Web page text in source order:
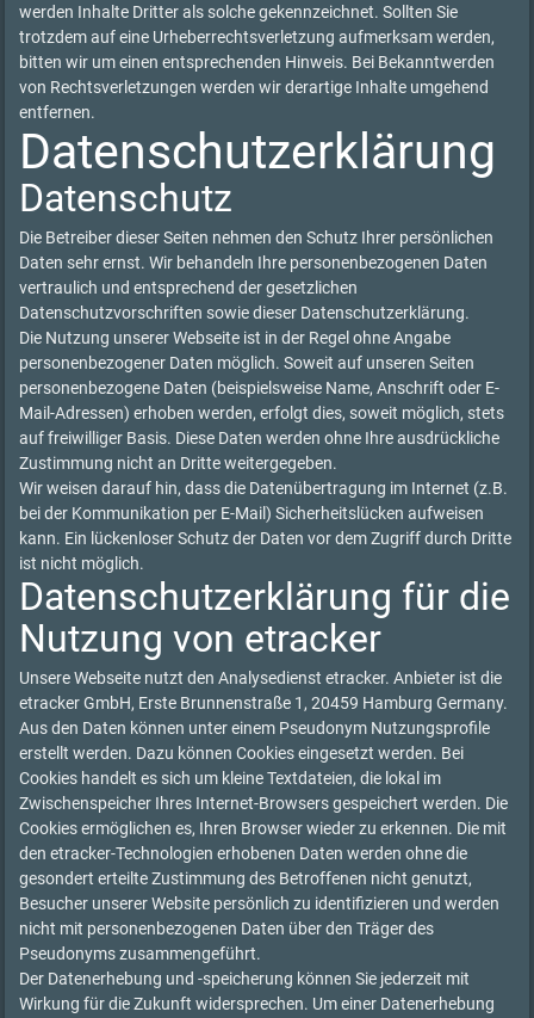
werden Inhalte Dritter als solche gekennzeichnet. Sollten Sie
trotzdem auf eine Urheberrechtsverletzung aufmerksam werden,
bitten wir um einen entsprechenden Hinweis. Bei Bekanntwerden
von Rechtsverletzungen werden wir derartige Inhalte umgehend
entfernen.
Datenschutzerklärung
Datenschutz
Die Betreiber dieser Seiten nehmen den Schutz Ihrer persönlichen
Daten sehr ernst. Wir behandeln Ihre personenbezogenen Daten
vertraulich und entsprechend der gesetzlichen
Datenschutzvorschriften sowie dieser Datenschutzerklärung.
Die Nutzung unserer Webseite ist in der Regel ohne Angabe
personenbezogener Daten möglich. Soweit auf unseren Seiten
personenbezogene Daten (beispielsweise Name, Anschrift oder E-
Mail-Adressen) erhoben werden, erfolgt dies, soweit möglich, stets
auf freiwilliger Basis. Diese Daten werden ohne Ihre ausdrückliche
Zustimmung nicht an Dritte weitergegeben.
Wir weisen darauf hin, dass die Datenübertragung im Internet (z.B.
bei der Kommunikation per E-Mail) Sicherheitslücken aufweisen
kann. Ein lückenloser Schutz der Daten vor dem Zugriff durch Dritte
ist nicht möglich.
Datenschutzerklärung für die
Nutzung von etracker
Unsere Webseite nutzt den Analysedienst etracker. Anbieter ist die
etracker GmbH, Erste Brunnenstraße 1, 20459 Hamburg Germany.
Aus den Daten können unter einem Pseudonym Nutzungsprofile
erstellt werden. Dazu können Cookies eingesetzt werden. Bei
Cookies handelt es sich um kleine Textdateien, die lokal im
Zwischenspeicher Ihres Internet-Browsers gespeichert werden. Die
Cookies ermöglichen es, Ihren Browser wieder zu erkennen. Die mit
den etracker-Technologien erhobenen Daten werden ohne die
gesondert erteilte Zustimmung des Betroffenen nicht genutzt,
Besucher unserer Website persönlich zu identifizieren und werden
nicht mit personenbezogenen Daten über den Träger des
Pseudonyms zusammengeführt.
Der Datenerhebung und -speicherung können Sie jederzeit mit
Wirkung für die Zukunft widersprechen. Um einer Datenerhebung